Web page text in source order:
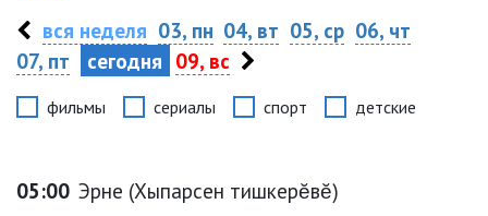
вся неделя 03, пн 04, вт 05, ср 06, чт
07, пт
сегодня 09, вс
фильмы сериалы спорт детские
05:00 Эрне (Хыпарсен тишкерĕвĕ)